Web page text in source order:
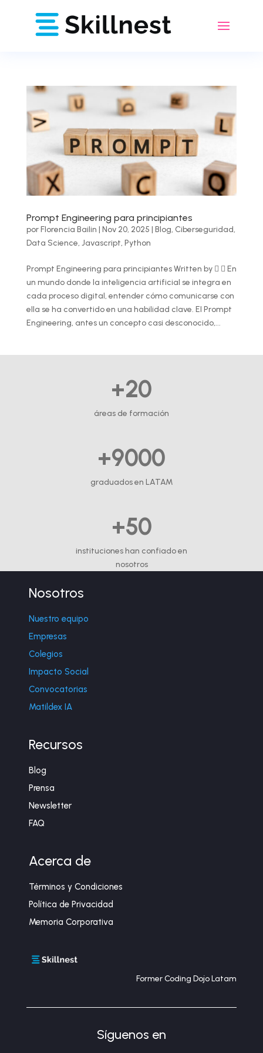
Prompt Engineering para principiantes
porFlorencia Bailin | Nov 20, 2025 | Blog, Ciberseguridad,
Data Science, Javascript, Python
Prompt Engineering para principiantes Written by   En
un mundo donde la inteligencia artificial se integra en
cada proceso digital, entender cómo comunicarse con
ella se ha convertido en una habilidad clave. El Prompt
Engineering, antes un concepto casi desconocido,...
+20
áreas de formación
+9000
graduados en LATAM
+50
instituciones han confiado en
nosotros
Nosotros
Nuestro equipo
Empresas
Colegios
Impacto Social
Convocatorias
Matildex IA
Recursos
Blog
Prensa
Newsletter
FAQ
Acerca de
Términos y Condiciones
Política de Privacidad
Memoria Corporativa
Former Coding Dojo Latam
Síguenos en